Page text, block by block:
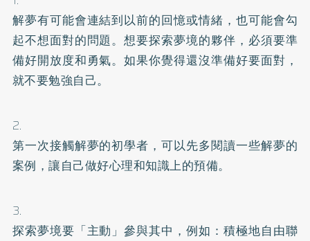
解夢有可能會連結到以前的回憶或情緒，也可能會勾
起不想面對的問題。想要探索夢境的夥伴，必須要準
備好開放度和勇氣。如果你覺得還沒準備好要面對，
就不要勉強自己。
2.
第一次接觸解夢的初學者，可以先多閱讀一些解夢的
案例，讓自己做好心理和知識上的預備。
3.
探索夢境要「主動」參與其中，例如：積極地自由聯